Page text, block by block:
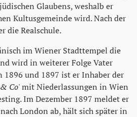
Glaubens, weshalb er
Kultusgemeinde wird. Nach der
die Realschule.
im Wiener Stadttempel die
wird in weiterer Folge Vater
1896 und 1897 ist er Inhaber der
Co' mit Niederlassungen in Wien
Im Dezember 1897 meldet er
London ab, hält sich später in